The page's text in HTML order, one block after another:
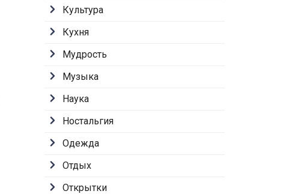
Культура
Кухня
Мудрость
Музыка
Наука
Ностальгия
Одежда
Отдых
Открытки